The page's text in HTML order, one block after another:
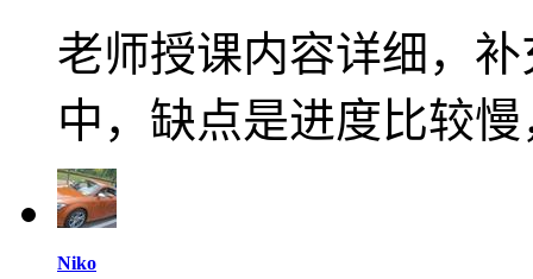
老师授课内容详细，
中，缺点是进度比较
Niko